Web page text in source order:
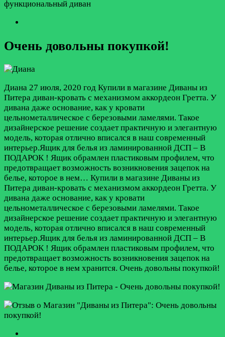
Очень довольны покупкой!
Диана 27 июля, 2020 год Купили в магазине Диваны из
Питера диван-кровать с механизмом аккордеон Гретта. У
дивана даже основание, как у кровати
цельнометаллическое с березовыми ламелями. Такое
дизайнерское решение создает практичную и элегантную
модель, которая отлично вписался в наш современный
интерьер.Ящик для белья из ламинированной ДСП – В
ПОДАРОК ! Ящик обрамлен пластиковым профилем, что
предотвращает возможность возникновения зацепок на
белье, которое в нем… Купили в магазине Диваны из
Питера диван-кровать с механизмом аккордеон Гретта. У
дивана даже основание, как у кровати
цельнометаллическое с березовыми ламелями. Такое
дизайнерское решение создает практичную и элегантную
модель, которая отлично вписался в наш современный
интерьер.Ящик для белья из ламинированной ДСП – В
ПОДАРОК ! Ящик обрамлен пластиковым профилем, что
предотвращает возможность возникновения зацепок на
белье, которое в нем хранится. Очень довольны покупкой!